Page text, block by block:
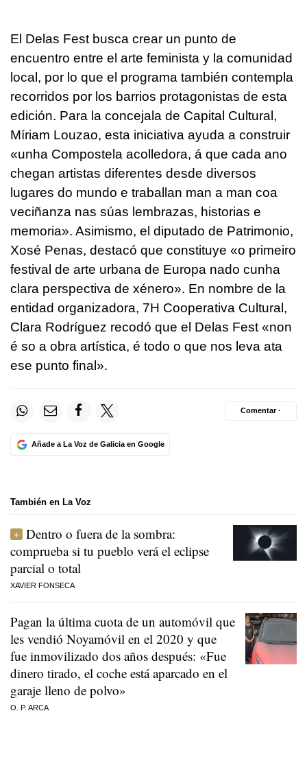
El Delas Fest busca crear un punto de
encuentro entre el arte feminista y la comunidad
local, por lo que el programa también contempla
recorridos por los barrios protagonistas de esta
edición. Para la concejala de Capital Cultural,
Míriam Louzao, esta iniciativa ayuda a construir
«unha Compostela acolledora, á que cada ano
chegan artistas diferentes desde diversos
lugares do mundo e traballan man a man coa
veciñanza nas súas lembrazas, historias e
memoria». Asimismo, el diputado de Patrimonio,
Xosé Penas, destacó que constituye «o primeiro
festival de arte urbana de Europa nado cunha
clara perspectiva de xénero». En nombre de la
entidad organizadora, 7H Cooperativa Cultural,
Clara Rodríguez recodó que el Delas Fest «non
é so a obra artística, é todo o que nos leva ata
ese punto final».
Añade a La Voz de Galicia en Google
Comentar ·
También en La Voz
Dentro o fuera de la sombra:
comprueba si tu pueblo verá el eclipse
parcial o total
XAVIER FONSECA
Pagan la última cuota de un automóvil que
les vendió Noyamóvil en el 2020 y que
fue inmovilizado dos años después: «Fue
dinero tirado, el coche está aparcado en el
garaje lleno de polvo»
O. P. ARCA